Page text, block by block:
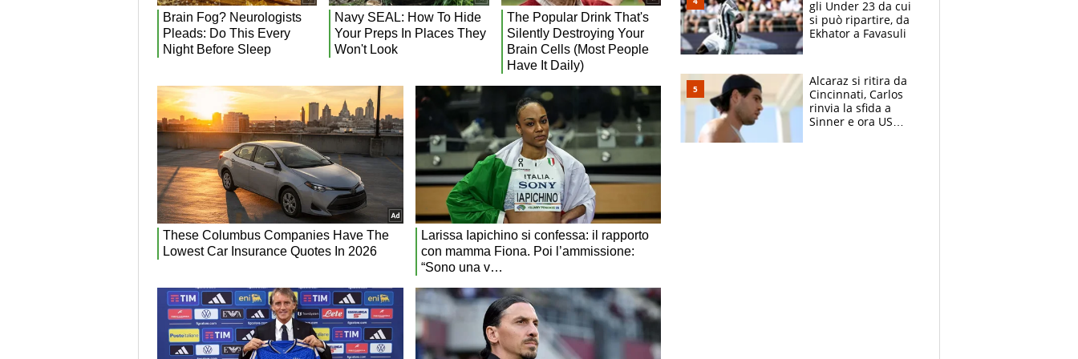
gli Under 23 da cui
si può ripartire, da
Ekhator a Favasuli
Alcaraz si ritira da
Cincinnati, Carlos
rinvia la sfida a
Sinner e ora US